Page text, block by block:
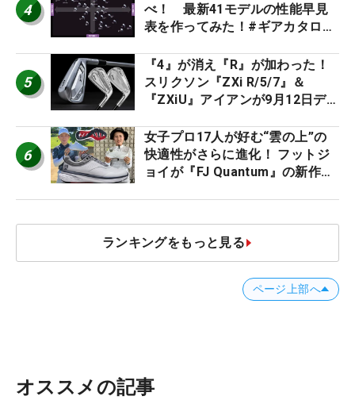
4
べ！ 最新41モデルの性能早見
表を作ってみた！#ギアカタログ
5
『4』が消え『R』が加わった！
スリクソン『ZXi R/5/7』＆
『ZXiU』アイアンが9月12日デ
6
女子プロ17人が好む“雲の上”の
快適性がさらに進化！ フットジ
ョイが『FJ Quantum』の新作を
ランキングをもっと見る
ページ上部へ
オススメの記事